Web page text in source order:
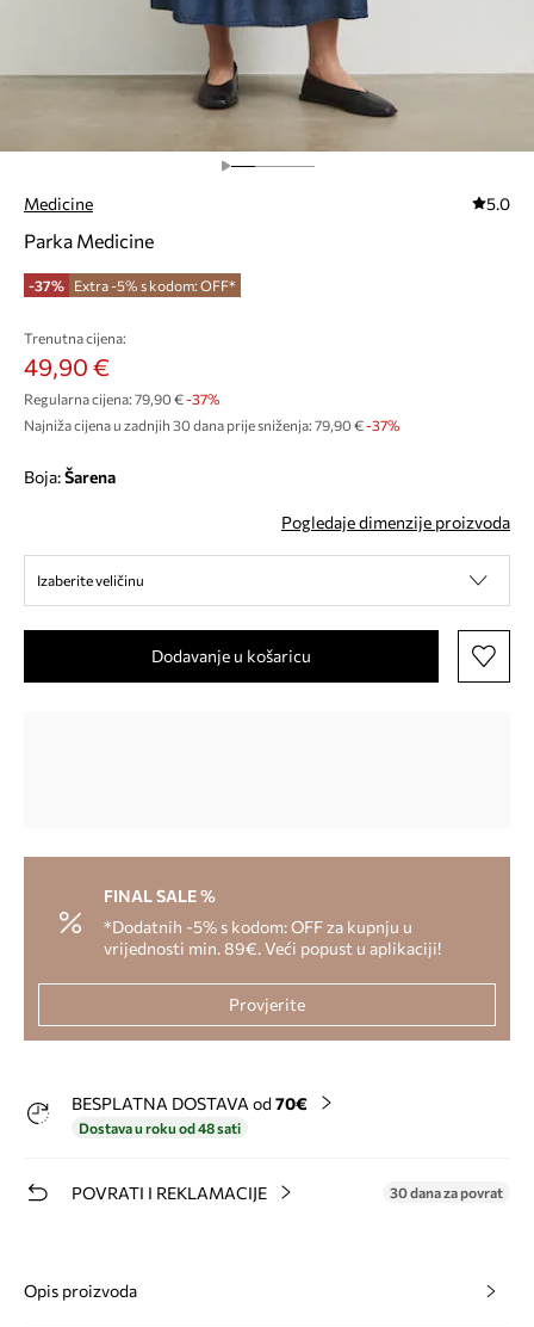
Medicine 5.0
Parka Medicine
-37% Extra -5% s kodom: OFF*
Trenutna cijena:
49,90 €
Regularna cijena: 79,90 €-37%
Najniža cijena u zadnjih 30 dana prije sniženja: 79,90 € -37%
Boja: šarena
Pogledaje dimenzije proizvoda
Izaberite veličinu
Dodavanje u košaricu
FINAL SALE %
*Dodatnih -5% s kodom: OFF za kupnju u
vrijednosti min. 89€. Veći popust u aplikaciji!
Provjerite
BESPLATNA DOSTAVA od 70€
Dostava u roku od 48 sati
POVRATI I REKLAMACIJE 30 dana za povrat
Opis proizvoda